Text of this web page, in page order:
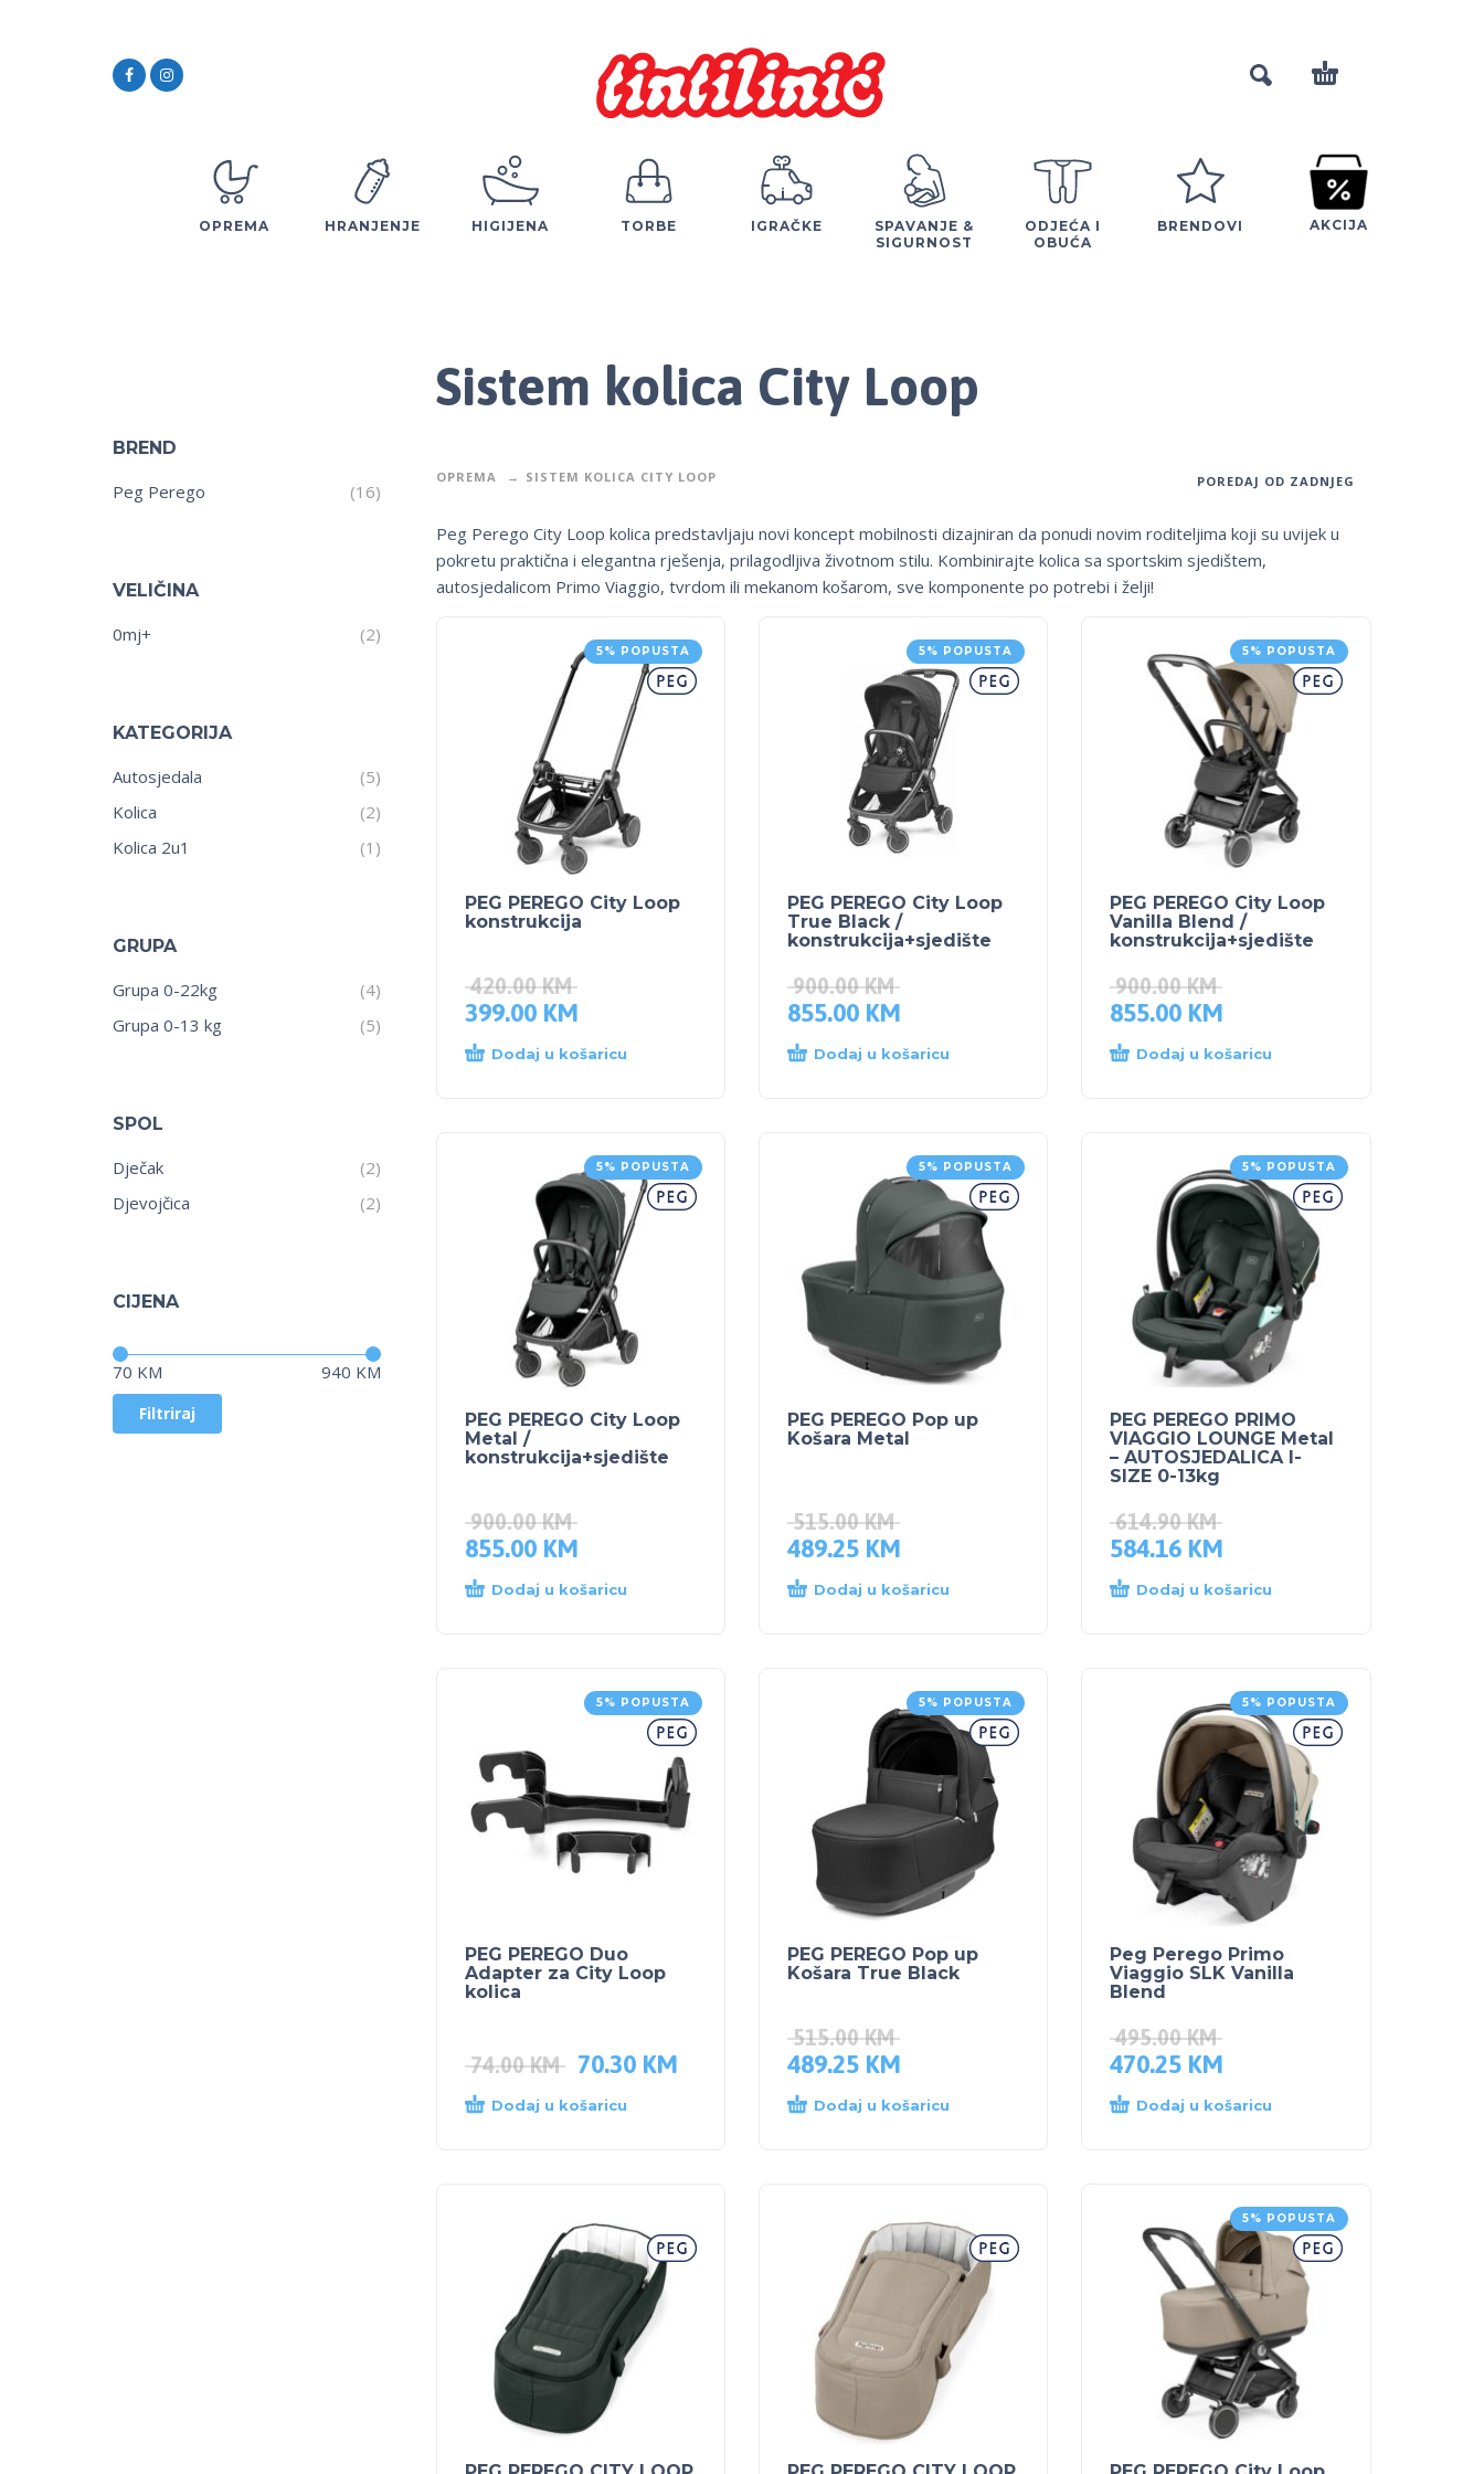
OPREMA HRANJENJE HIGIJENA TORBE IGRAČKE
SPAVANJE &
SIGURNOST
ODJEĆA I
OBUĆA
BRENDOVI AKCIJA
BREND
Peg Perego (16)
VELIČINA
0mj+ (2)
KATEGORIJA
Autosjedala
(5)
Kolica
(2)
Kolica 2u1
(1)
GRUPA
Grupa 0-22kg
(4)
Grupa 0-13 kg
(5)
SPOL
Dječak
(2)
Djevojčica
(2)
CIJENA
Filtriraj
70 KM 940 KM
Sistem kolica City Loop
OPREMA SISTEM KOLICA CITY LOOP POREDAJ OD ZADNJEG
Peg Perego City Loop kolica predstavljaju novi koncept mobilnosti dizajniran da ponudi novim roditeljima koji su uvijek u
pokretu praktična i elegantna rješenja, prilagodljiva životnom stilu. Kombinirajte kolica sa sportskim sjedištem,
autosjedalicom Primo Viaggio, tvrdom ili mekanom košarom, sve komponente po potrebi i želji!
5% POPUSTA
PEG PEREGO City Loop
konstrukcija
420.00KM
399.00 KM
Dodaj u košaricu
5% POPUSTA
PEG PEREGO City Loop
True Black /
konstrukcija+sjedište
900.00KM
855.00 KM
Dodaj u košaricu
5% POPUSTA
PEG PEREGO City Loop
Vanilla Blend /
konstrukcija+sjedište
900.00KM
855.00 KM
Dodaj u košaricu
5% POPUSTA
PEG PEREGO City Loop
Metal /
konstrukcija+sjedište
900.00KM
855.00 KM
Dodaj u košaricu
5% POPUSTA
PEG PEREGO Pop up
Košara Metal
515.00KM
489.25 KM
Dodaj u košaricu
5% POPUSTA
PEG PEREGO PRIMO
VIAGGIO LOUNGE Metal
– AUTOSJEDALICA I-
SIZE 0-13kg
614.90KM
584.16 KM
Dodaj u košaricu
5% POPUSTA
PEG PEREGO Duo
Adapter za City Loop
kolica
74.00KM 70.30 KM
Dodaj u košaricu
5% POPUSTA
PEG PEREGO Pop up
Košara True Black
515.00KM
489.25 KM
Dodaj u košaricu
5% POPUSTA
Peg Perego Primo
Viaggio SLK Vanilla
Blend
495.00KM
470.25 KM
Dodaj u košaricu
5% POPUSTA